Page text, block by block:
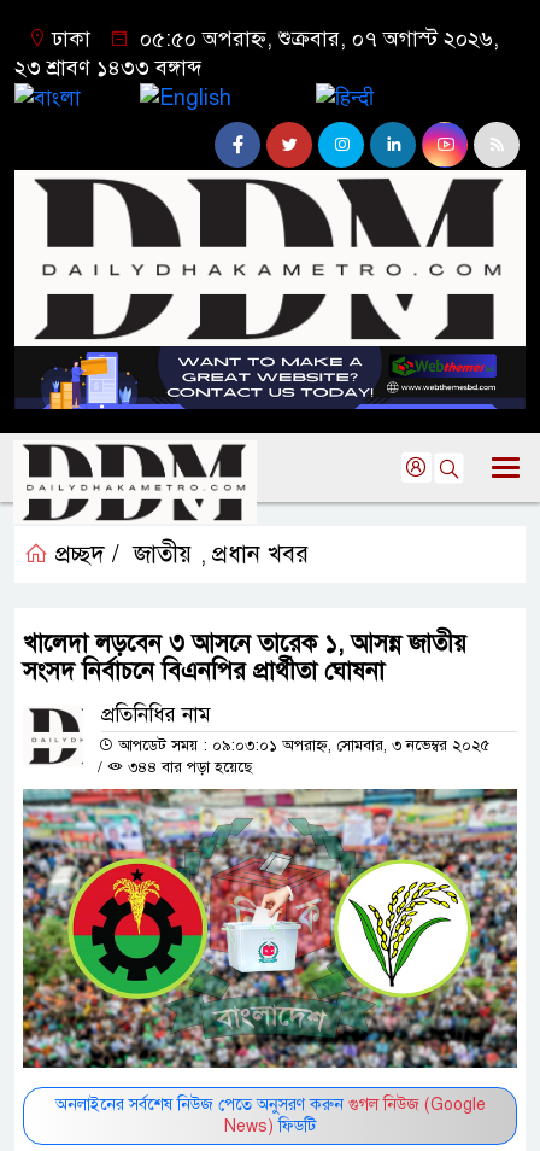
ঢাকা
০৫:৫০ অপরাহ্ন, শুক্রবার, ০৭ অগাস্ট ২০২৬,
২৩ শ্রাবণ ১৪৩৩ বঙ্গাব্দ
প্রচ্ছদ / জাতীয় , প্রধান খবর
খালেদা লড়বেন ৩ আসনে তারেক ১, আসন্ন জাতীয়
সংসদ নির্বাচনে বিএনপির প্রার্থীতা ঘোষনা
প্রতিনিধির নাম
আপডেট সময় : ০৯:০৩:০১ অপরাহ্ন, সোমবার, ৩ নভেম্বর ২০২৫
/
৩৪৪ বার পড়া হয়েছে
অনলাইনের সর্বশেষ নিউজ পেতে অনুসরণ করুন গুগল নিউজ (Google
News) ফিডটি